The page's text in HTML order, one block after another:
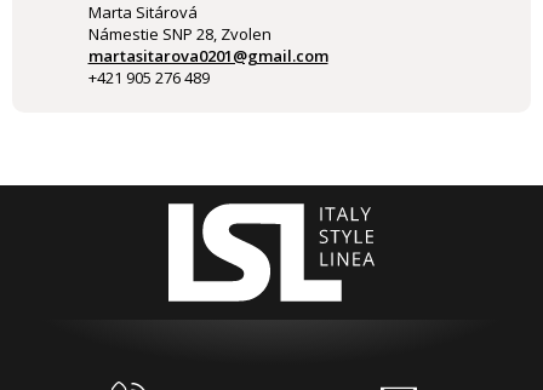
Marta Sitárová
Námestie SNP 28, Zvolen
martasitarova0201@gmail.com
+421 905 276 489